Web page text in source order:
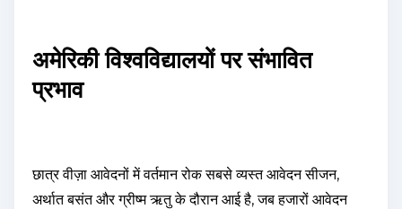
अमेरिकी विश्वविद्यालयों पर संभावित
प्रभाव
छात्र वीज़ा आवेदनों में वर्तमान रोक सबसे व्यस्त आवेदन सीजन,
अर्थात बसंत और ग्रीष्म ऋतु के दौरान आई है, जब हजारों आवेदन